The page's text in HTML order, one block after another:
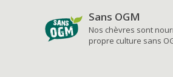
Sans OGM
Nos chèvres sont
propre culture sans